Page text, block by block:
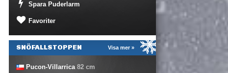
Spara Puderlarm
Favoriter
Visa mer »
SNÖFALLSTOPPEN
Pucon-Villarrica82 cm